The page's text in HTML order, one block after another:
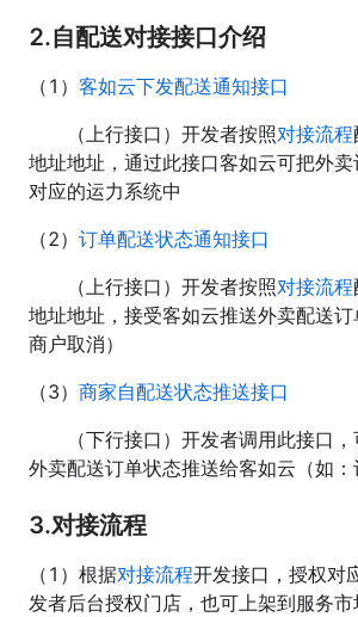
2.自配送对接接口介绍
（1） 客如云下发配送通知接口
（上行接口）开发者按照对接流程
地址地址，通过此接口客如云可把外
对应的运力系统中
（2） 订单配送状态通知接口
（上行接口）开发者按照对接流程
地址地址，接受客如云推送外卖配送订
商户取消）
（3） 商家自配送状态推送接口
（下行接口）开发者调用此接口，
外卖配送订单状态推送给客如云（如：
3.对接流程
（1）根据对接流程开发接口，授权对
发者后台授权门店，也可上架到服务